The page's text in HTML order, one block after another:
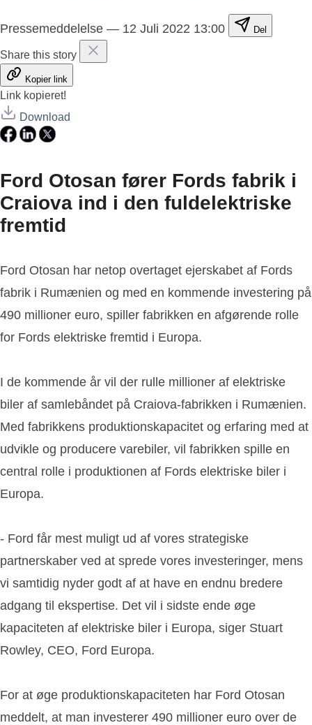
Pressemeddelelse — 12 Juli 2022 13:00 Del
Share this story
Kopier link
Link kopieret!
Download
Ford Otosan fører Fords fabrik i
Craiova ind i den fuldelektriske
fremtid
Ford Otosan har netop overtaget ejerskabet af Fords
fabrik i Rumænien og med en kommende investering på
490 millioner euro, spiller fabrikken en afgørende rolle
for Fords elektriske fremtid i Europa.
I de kommende år vil der rulle millioner af elektriske
biler af samlebåndet på Craiova-fabrikken i Rumænien.
Med fabrikkens produktionskapacitet og erfaring med at
udvikle og producere varebiler, vil fabrikken spille en
central rolle i produktionen af Fords elektriske biler i
Europa.
- Ford får mest muligt ud af vores strategiske
partnerskaber ved at sprede vores investeringer, mens
vi samtidig nyder godt af at have en endnu bredere
adgang til ekspertise. Det vil i sidste ende øge
kapaciteten af elektriske biler i Europa, siger Stuart
Rowley, CEO, Ford Europa.
For at øge produktionskapaciteten har Ford Otosan
meddelt, at man investerer 490 millioner euro over de